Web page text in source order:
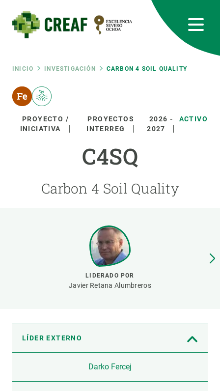
contenido
principal
Ruta
de
navegación
INICIO INVESTIGACIÓN CARBON 4 SOIL QUALITY
PROYECTO /
INICIATIVA
PROYECTOS
INTERREG
2026 -
2027
ACTIVO
C4SQ
Carbon 4 Soil Quality
LIDERADO POR
Javier Retana Alumbreros
LÍDER EXTERNO
Darko Fercej
RRSS
Featured
responsive
INTRANET
Responsive
menu
CIENCIA EN ACCIÓN